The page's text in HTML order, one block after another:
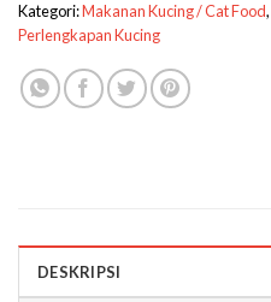
Kategori:Makanan Kucing / Cat Food,
Perlengkapan Kucing
DESKRIPSI